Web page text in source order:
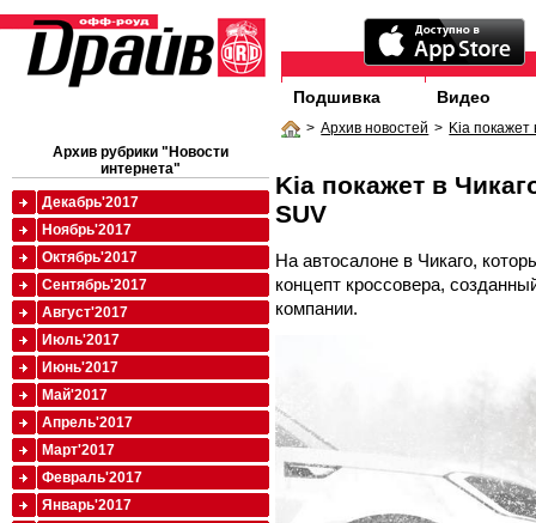
Подшивка Видео
> Архив новостей > Kia покажет
Kia покажет в
SUV
На автосалоне в Чикаго,
концепт кроссовера,
компании.
Архив рубрики "Новости
интернета"
Декабрь'2017
Ноябрь'2017
Октябрь'2017
Сентябрь'2017
Август'2017
Июль'2017
Июнь'2017
Май'2017
Апрель'2017
Март'2017
Февраль'2017
Январь'2017